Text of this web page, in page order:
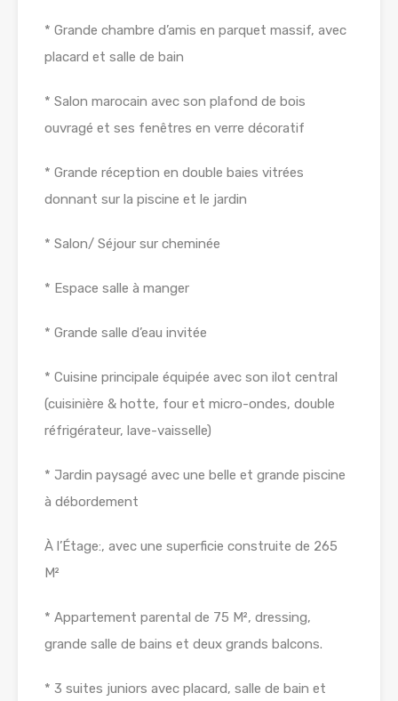
* Grande chambre d’amis en parquet massif, avec
placard et salle de bain
* Salon marocain avec son plafond de bois
ouvragé et ses fenêtres en verre décoratif
* Grande réception en double baies vitrées
donnant sur la piscine et le jardin
* Salon/ Séjour sur cheminée
* Espace salle à manger
* Grande salle d’eau invitée
* Cuisine principale équipée avec son ilot central
(cuisinière & hotte, four et micro-ondes, double
réfrigérateur, lave-vaisselle)
* Jardin paysagé avec une belle et grande piscine
à débordement
À l’Étage:, avec une superficie construite de 265
M²
* Appartement parental de 75 M², dressing,
grande salle de bains et deux grands balcons.
* 3 suites juniors avec placard, salle de bain et